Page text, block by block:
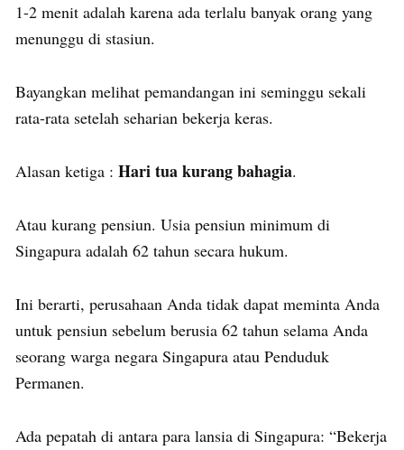
1-2 menit adalah karena ada terlalu banyak orang yang
menunggu di stasiun.
Bayangkan melihat pemandangan ini seminggu sekali
rata-rata setelah seharian bekerja keras.
Alasan ketiga : Hari tua kurang bahagia.
Atau kurang pensiun. Usia pensiun minimum di
Singapura adalah 62 tahun secara hukum.
Ini berarti, perusahaan Anda tidak dapat meminta Anda
untuk pensiun sebelum berusia 62 tahun selama Anda
seorang warga negara Singapura atau Penduduk
Permanen.
Ada pepatah di antara para lansia di Singapura: “Bekerja